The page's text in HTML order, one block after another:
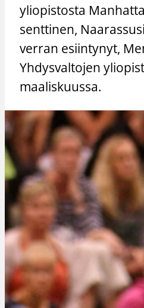
yliopistosta
senttinen,
verran esiintynyt,
Yhdysvaltojen
maaliskuussa.